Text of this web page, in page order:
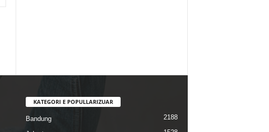
KATEGORI E POPULLARIZUAR
Bandung 2188